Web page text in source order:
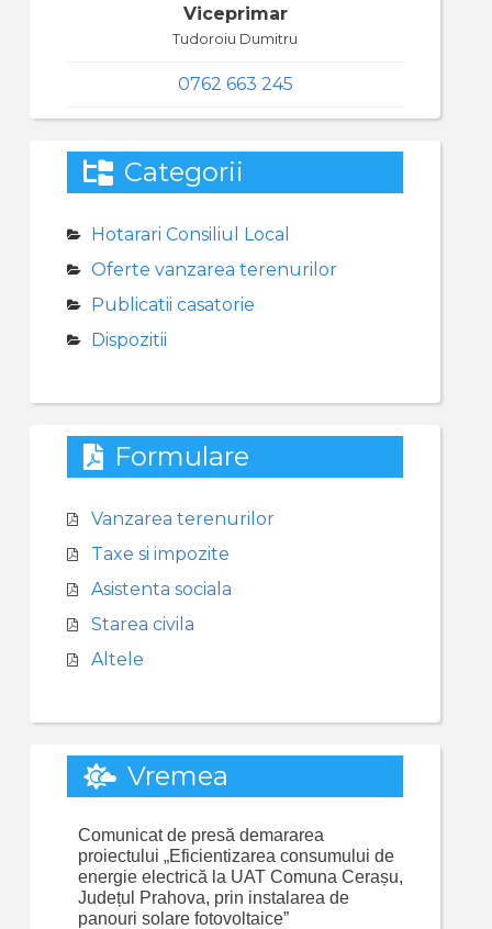
Viceprimar
Tudoroiu Dumitru
0762 663 245
Categorii
Hotarari Consiliul Local
Oferte vanzarea terenurilor
Publicatii casatorie
Dispozitii
Formulare
Vanzarea terenurilor
Taxe si impozite
Asistenta sociala
Starea civila
Altele
Vremea
Comunicat de presă demararea
proiectului „Eficientizarea consumului de
energie electrică la UAT Comuna Cerașu,
Județul Prahova, prin instalarea de
panouri solare fotovoltaice”